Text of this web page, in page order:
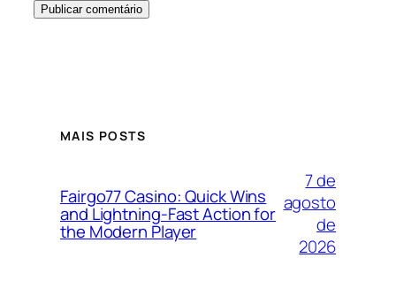
MAIS POSTS
Fairgo77 Casino: Quick Wins
and Lightning‑Fast Action for
the Modern Player
7 de
agosto
de
2026